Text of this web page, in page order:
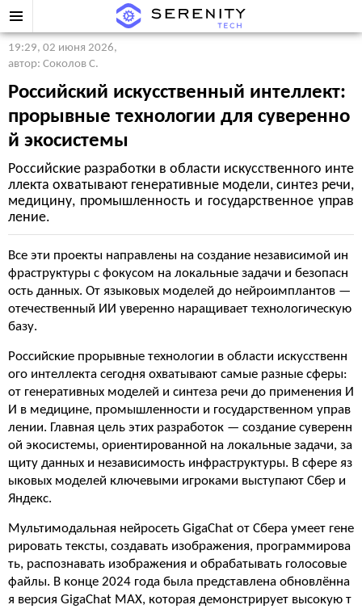
19:29, 02 июня 2026,
автор: Соколов С.
Российский искусственный интеллект:
прорывные технологии для суверенно
й экосистемы
Российские разработки в области искусственного инте
ллекта охватывают генеративные модели, синтез речи,
медицину, промышленность и государственное управ
ление.
Все эти проекты направлены на создание независимой ин
фраструктуры с фокусом на локальные задачи и безопасн
ость данных. От языковых моделей до нейроимплантов —
отечественный ИИ уверенно наращивает технологическую
базу.
Российские прорывные технологии в области искусственн
ого интеллекта сегодня охватывают самые разные сферы:
от генеративных моделей и синтеза речи до применения И
И в медицине, промышленности и государственном управ
лении. Главная цель этих разработок — создание суверенн
ой экосистемы, ориентированной на локальные задачи, за
щиту данных и независимость инфраструктуры. В сфере яз
ыковых моделей ключевыми игроками выступают Сбер и
Яндекс.
Мультимодальная нейросеть GigaChat от Сбера умеет гене
рировать тексты, создавать изображения, программирова
ть, распознавать изображения и обрабатывать голосовые
файлы. В конце 2024 года была представлена обновлённа
я версия GigaChat MAX, которая демонстрирует высокую т